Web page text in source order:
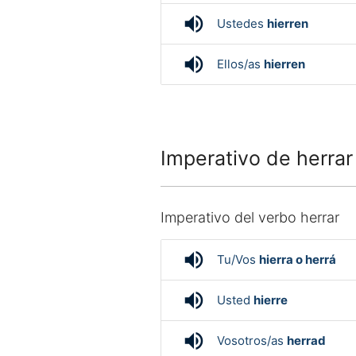
volume_up Ustedes hierren
volume_up Ellos/as hierren
Imperativo de herrar
Imperativo del verbo herrar
volume_up Tu/Vos hierra o herrá
volume_up Usted hierre
volume_up Vosotros/as herrad